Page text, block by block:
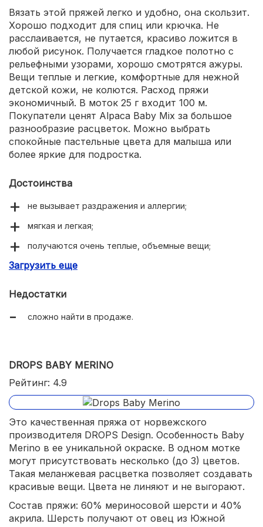
Вязать этой пряжей легко и удобно, она скользит.
Хорошо подходит для спиц или крючка. Не
расслаивается, не путается, красиво ложится в
любой рисунок. Получается гладкое полотно с
рельефными узорами, хорошо смотрятся ажуры.
Вещи теплые и легкие, комфортные для нежной
детской кожи, не колются. Расход пряжи
экономичный. В моток 25 г входит 100 м.
Покупатели ценят Alpaca Baby Mix за большое
разнообразие расцветок. Можно выбрать
спокойные пастельные цвета для малыша или
более яркие для подростка.
Достоинства
не вызывает раздражения и аллергии;
мягкая и легкая;
получаются очень теплые, объемные вещи;
не садится и не линяет после стирок;
Загрузить еще
Недостатки
сложно найти в продаже.
DROPS BABY MERINO
Рейтинг: 4.9
Это качественная пряжа от норвежского
производителя DROPS Design. Особенность Baby
Merino в ее уникальной окраске. В одном мотке
могут присутствовать несколько (до 3) цветов.
Такая меланжевая расцветка позволяет создавать
красивые вещи. Цвета не линяют и не выгорают.
Состав пряжи: 60% мериносовой шерсти и 40%
акрила. Шерсть получают от овец из Южной